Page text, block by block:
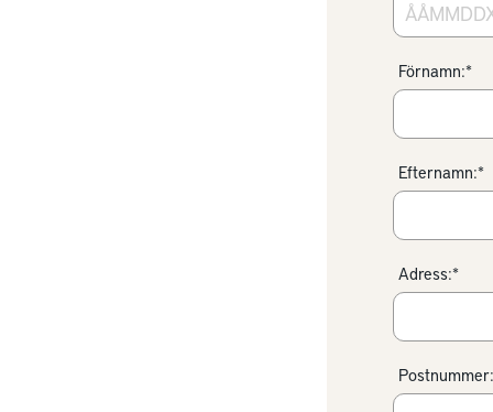
Förnamn:*
Efternamn:*
Adress:*